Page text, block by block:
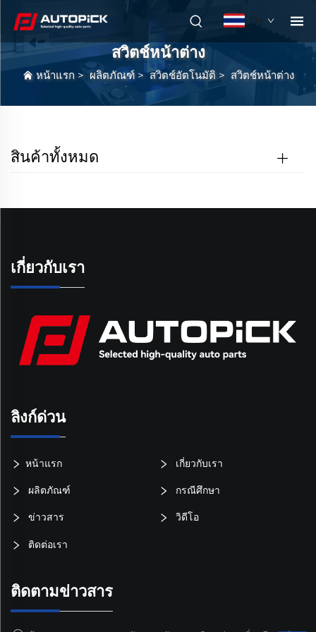
TH
สวิตช์หน้าต่าง
หน้าแรก> ผลิตภัณฑ์>สวิตช์อัตโนมัติ > สวิตช์หน้าต่าง
สินค้าทั้งหมด
เกี่ยวกับเรา
ลิงก์ด่วน
หน้าแรก เกี่ยวกับเรา
ผลิตภัณฑ์ กรณีศึกษา
ข่าวสาร วิดีโอ
ติดต่อเรา
ติดตามข่าวสาร